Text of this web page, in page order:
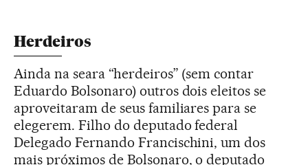
Herdeiros
Ainda na seara “herdeiros” (sem contar
Eduardo Bolsonaro) outros dois eleitos se
aproveitaram de seus familiares para se
elegerem. Filho do deputado federal
Delegado Fernando Francischini, um dos
mais próximos de Bolsonaro, o deputado